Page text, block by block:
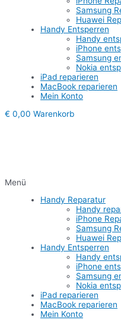
Samsung
Huawei
Handy Entsperren
Handy
iPhone
Samsung
Nokia
iPad reparieren
MacBook reparieren
Mein Konto
€ 0,00 Warenkorb
Menü
Handy Reparatur
Handy
iPhone
Samsung
Huawei
Handy Entsperren
Handy
iPhone
Samsung
Nokia
iPad reparieren
MacBook reparieren
Mein Konto